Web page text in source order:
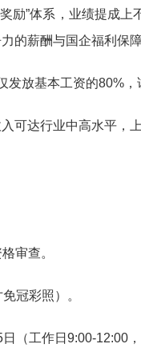
励”体系，业绩提成
的薪酬与国企福利保障
放基本工资的80%，
可达行业中高水平，
审查。
冠彩照）。
（工作日9:00-12:00，